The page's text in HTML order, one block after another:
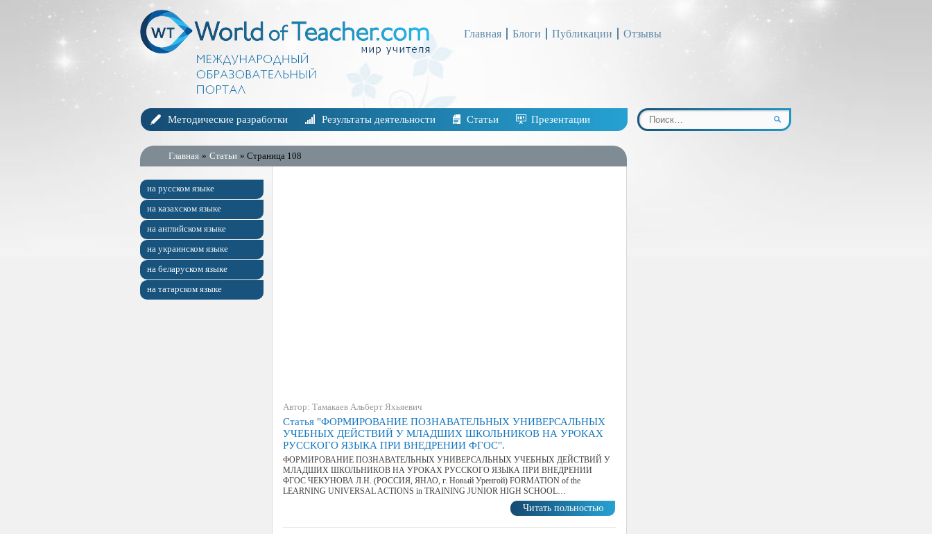
Главная Блоги Публикации Отзывы
Методические разработки Результаты деятельности Статьи Презентации
Главная » Статьи » Страница 108
на русском языке
на казахском языке
на английском языке
на украинском языке
на беларуском языке
на татарском языке
Автор: Тамакаев Альберт Яхьяевич
Статья "ФОРМИРОВАНИЕ ПОЗНАВАТЕЛЬНЫХ УНИВЕРСАЛЬНЫХ
УЧЕБНЫХ ДЕЙСТВИЙ У МЛАДШИХ ШКОЛЬНИКОВ НА УРОКАХ
РУССКОГО ЯЗЫКА ПРИ ВНЕДРЕНИИ ФГОС".
ФОРМИРОВАНИЕ ПОЗНАВАТЕЛЬНЫХ УНИВЕРСАЛЬНЫХ УЧЕБНЫХ ДЕЙСТВИЙ У
МЛАДШИХ ШКОЛЬНИКОВ НА УРОКАХ РУССКОГО ЯЗЫКА ПРИ ВНЕДРЕНИИ
ФГОС ЧЕКУНОВА Л.Н. (РОССИЯ, ЯНАО, г. Новый Уренгой) FORMATION of the
LEARNING UNIVERSAL ACTIONS in TRAINING JUNIOR HIGH SCHOOL…
Читать польностью